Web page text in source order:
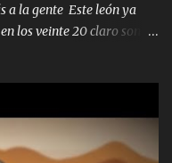
a la gente Este león ya
los veinte 20 claro son
topar pues no hay de
por mi línea no veo a
me duerm voy chicoteado